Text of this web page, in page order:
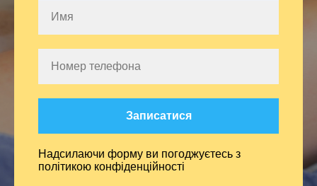
Записатися
Надсилаючи форму ви погоджуєтесь з
політикою конфіденційності